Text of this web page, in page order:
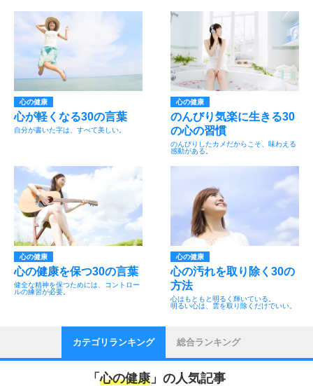
心の健康
心が軽くなる30の言葉
自分が書いた字は、すべて美しい。
心の健康
のんびり気楽に生きる30
の心の習慣
のんびりしたカメだからこそ、味わえる
感動がある。
心の健康
心の健康を保つ30の言葉
健全な精神を保つためには、コントロー
ルの練習が必要。
心の健康
心の汚れを取り除く30の
方法
心はもともと明るく輝いている。
明るい心は、雲を取り除くだけでいい。
カテゴリランキング 総合ランキング
「心の健康」の人気記事